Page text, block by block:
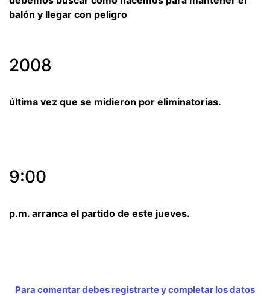
balón y llegar con peligro
2008
última vez que se midieron por eliminatorias.
9:00
p.m. arranca el partido de este jueves.
Para comentar debes registrarte y completar los datos